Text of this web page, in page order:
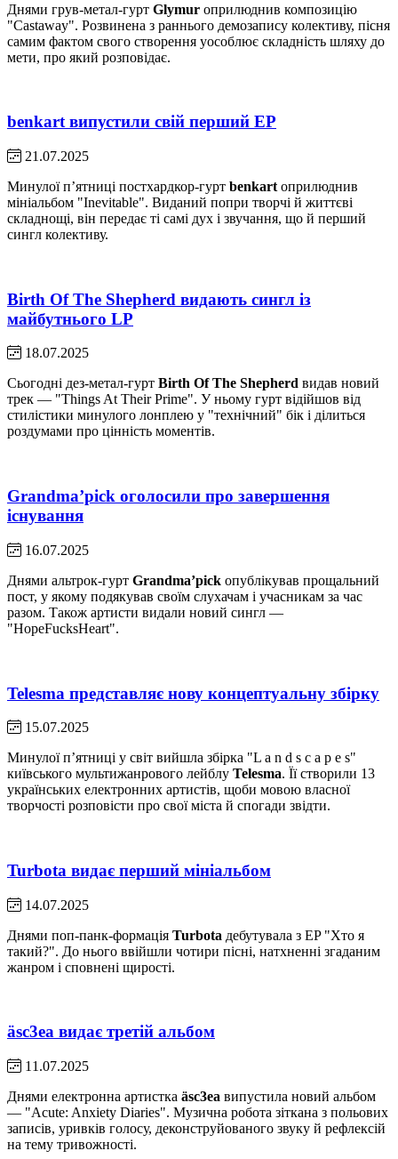
Днями грув-метал-гурт Glymur оприлюднив композицію
"Castaway". Розвинена з раннього демозапису колективу, пісня
самим фактом свого створення уособлює складність шляху до
мети, про який розповідає.
benkart випустили свій перший EP
21.07.2025
Минулої пʼятниці постхардкор-гурт benkart оприлюднив
мініальбом "Inevitable". Виданий попри творчі й життєві
складнощі, він передає ті самі дух і звучання, що й перший
сингл колективу.
Birth Of The Shepherd видають сингл із
майбутнього LP
18.07.2025
Сьогодні дез-метал-гурт Birth Of The Shepherd видав новий
трек — "Things At Their Prime". У ньому гурт відійшов від
стилістики минулого лонплею у "технічний" бік і ділиться
роздумами про цінність моментів.
Grandma’pick оголосили про завершення
існування
16.07.2025
Днями альтрок-гурт Grandma’pick опублікував прощальний
пост, у якому подякував своїм слухачам і учасникам за час
разом. Також артисти видали новий сингл —
"HopeFucksHeart".
Telesma представляє нову концептуальну збірку
15.07.2025
Минулої пʼятниці у світ вийшла збірка "L a n d s c a p e s"
київського мультижанрового лейблу Telesma. Її створили 13
українських електронних артистів, щоби мовою власної
творчості розповісти про свої міста й спогади звідти.
Turbota видає перший мініальбом
14.07.2025
Днями поп-панк-формація Turbota дебутувала з EP "Хто я
такий?". До нього ввійшли чотири пісні, натхненні згаданим
жанром і сповнені щирості.
äsc3ea видає третій альбом
11.07.2025
Днями електронна артистка äsc3ea випустила новий альбом
— "Acute: Anxiety Diaries". Музична робота зіткана з польових
записів, уривків голосу, деконструйованого звуку й рефлексій
на тему тривожності.